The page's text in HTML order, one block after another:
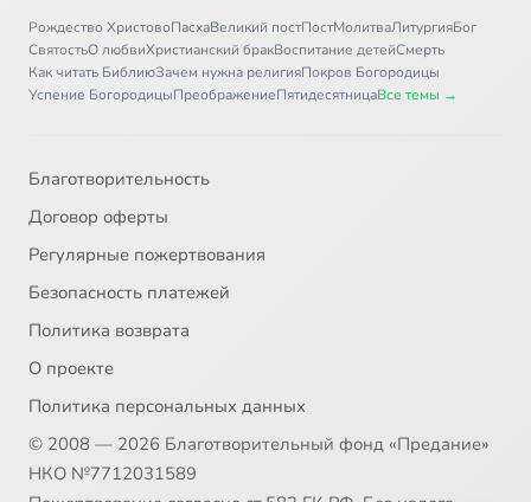
Рождество ХристовоПасхаВеликий постПостМолитваЛитургияБог
СвятостьО любвиХристианский бракВоспитание детейСмерть
Как читать БиблиюЗачем нужна религияПокров Богородицы
Успение БогородицыПреображениеПятидесятницаВсе темы →
Благотворительность
Договор оферты
Регулярные пожертвования
Безопасность платежей
Политика возврата
О проекте
Политика персональных данных
© 2008 — 2026 Благотворительный фонд «Предание»
НКО №7712031589